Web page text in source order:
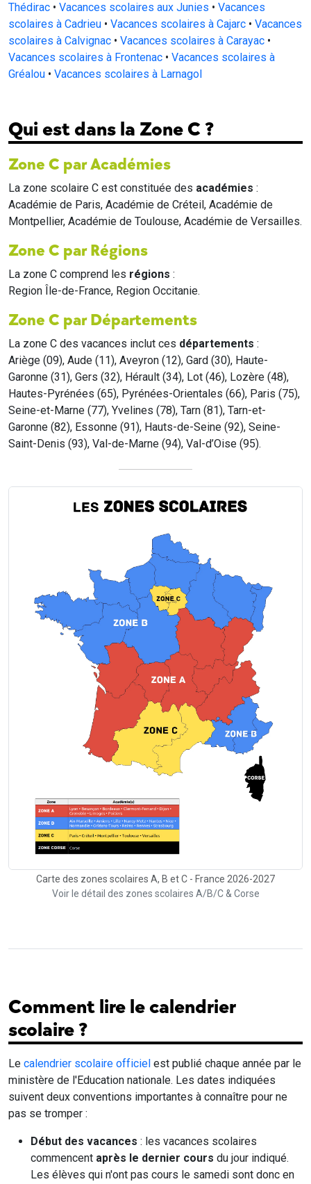
Thédirac • Vacances scolaires aux Junies • Vacances
scolaires à Cadrieu • Vacances scolaires à Cajarc • Vacances
scolaires à Calvignac • Vacances scolaires à Carayac •
Vacances scolaires à Frontenac • Vacances scolaires à
Gréalou • Vacances scolaires à Larnagol
Qui est dans la Zone C ?
Zone C par Académies
La zone scolaire C est constituée des académies :
Académie de Paris, Académie de Créteil, Académie de
Montpellier, Académie de Toulouse, Académie de Versailles.
Zone C par Régions
La zone C comprend les régions :
Region Île-de-France, Region Occitanie.
Zone C par Départements
La zone C des vacances inclut ces départements :
Ariège (09), Aude (11), Aveyron (12), Gard (30), Haute-
Garonne (31), Gers (32), Hérault (34), Lot (46), Lozère (48),
Hautes-Pyrénées (65), Pyrénées-Orientales (66), Paris (75),
Seine-et-Marne (77), Yvelines (78), Tarn (81), Tarn-et-
Garonne (82), Essonne (91), Hauts-de-Seine (92), Seine-
Saint-Denis (93), Val-de-Marne (94), Val-d’Oise (95).
Carte des zones scolaires A, B et C - France 2026-2027
Voir le détail des zones scolaires A/B/C & Corse
Comment lire le calendrier
scolaire ?
Le calendrier scolaire officiel est publié chaque année par le
ministère de l'Education nationale. Les dates indiquées
suivent deux conventions importantes à connaître pour ne
pas se tromper :
Début des vacances : les vacances scolaires
commencent après le dernier cours du jour indiqué.
Les élèves qui n'ont pas cours le samedi sont donc en